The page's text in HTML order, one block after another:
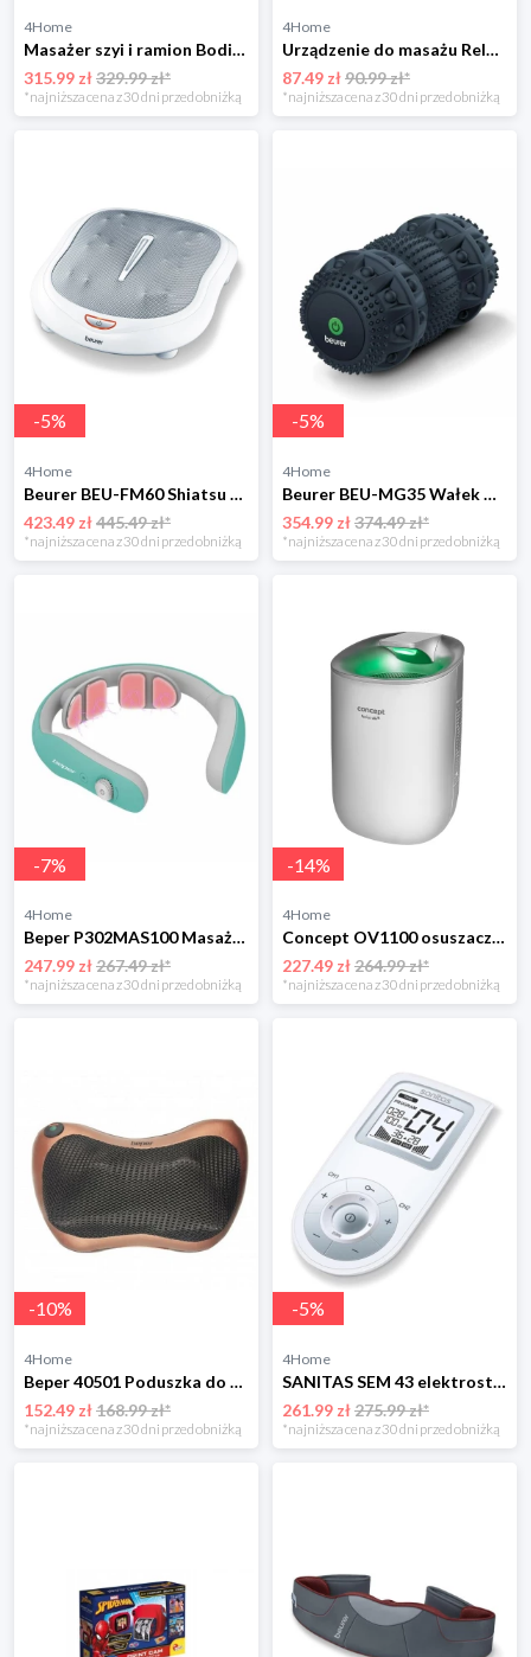
4Home
Masażer szyi i ramion Bodi-Tek BodiTek
315.99 zł329.99 zł*
*najniższa cena z 30 dni przed obniżką
4Home
Urządzenie do masażu Relax Tone Maripol 4-Home
87.49 zł90.99 zł*
*najniższa cena z 30 dni przed obniżką
-5%
4Home
Beurer BEU-FM60 Shiatsu masaż stóp
423.49 zł445.49 zł*
*najniższa cena z 30 dni przed obniżką
-5%
4Home
Beurer BEU-MG35 Wałek wibracyjny do masażu
354.99 zł374.49 zł*
*najniższa cena z 30 dni przed obniżką
-7%
4Home
Beper P302MAS100 Masażer karku EMS
247.99 zł267.49 zł*
*najniższa cena z 30 dni przed obniżką
-14%
4Home
Concept OV1100 osuszacz powietrza Perfect Air, biały
227.49 zł264.99 zł*
*najniższa cena z 30 dni przed obniżką
-10%
4Home
Beper 40501 Poduszka do masażu
152.49 zł168.99 zł*
*najniższa cena z 30 dni przed obniżką
-5%
4Home
SANITAS SEM 43 elektrostymulator mięśni i nerwów Sanitas
261.99 zł275.99 zł*
*najniższa cena z 30 dni przed obniżką